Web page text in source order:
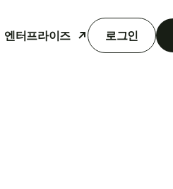
엔터프라이즈 로그인